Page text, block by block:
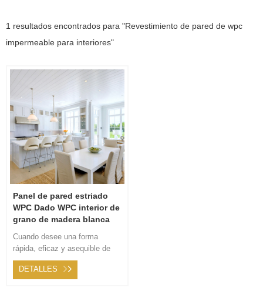
1 resultados encontrados para "Revestimiento de pared de wpc
impermeable para interiores"
Panel de pared estriado
WPC Dado WPC interior de
grano de madera blanca
Cuando desee una forma
rápida, eficaz y asequible de
mejorar la estética y la
durabilidad de las paredes
DETALLES